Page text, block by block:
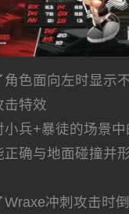
角色面向左时显示
击特效
小兵+暴徒的场景中
正确与地面碰撞并
Wraxe冲刺攻击时